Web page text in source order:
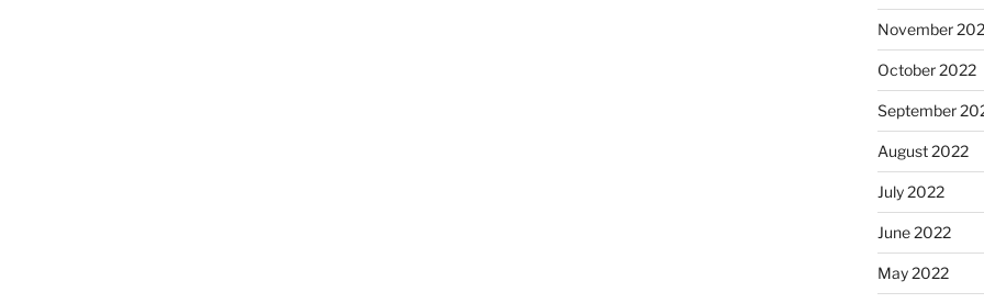
November
October 2022
September
August 2022
July 2022
June 2022
May 2022